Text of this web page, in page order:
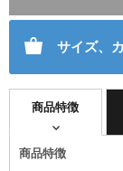
サイズ、
商品特徴
商品特徴